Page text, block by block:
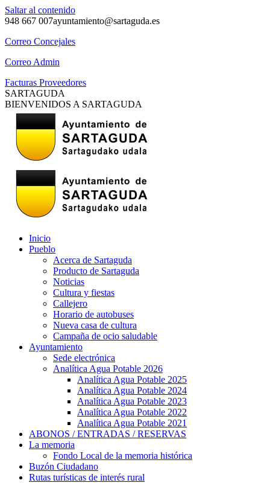
Saltar al contenido
948 667 007ayuntamiento@sartaguda.es
Correo Concejales
Correo Admin
Facturas Proveedores
SARTAGUDA
BIENVENIDOS A SARTAGUDA
Inicio
Pueblo
Acerca de Sartaguda
Producto de Sartaguda
Noticias
Cultura y fiestas
Callejero
Horario de autobuses
Nueva casa de cultura
Campaña de ocio saludable
Ayuntamiento
Sede electrónica
Analítica Agua Potable 2026
Analítica Agua Potable 2025
Analítica Agua Potable 2024
Analítica Agua Potable 2023
Analítica Agua Potable 2022
Analítica Agua Potable 2021
ABONOS / ENTRADAS / RESERVAS
La memoria
Fondo Local de la memoria histórica
Buzón Ciudadano
Rutas turísticas de interés rural